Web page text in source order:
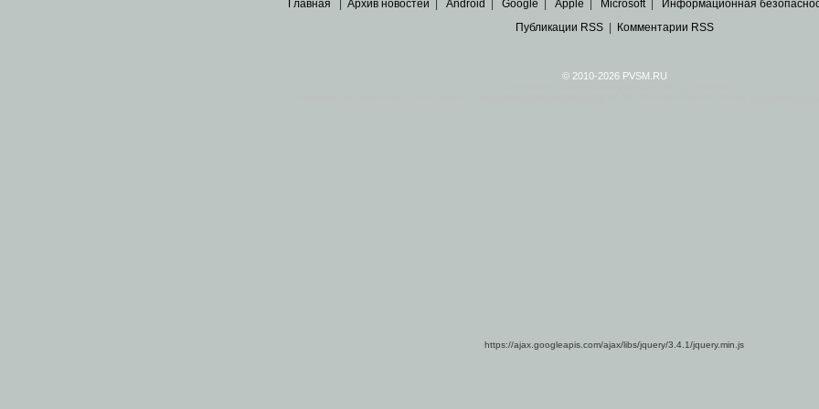
Главная Архив новостей Android Google Apple Microsoft| Информационная
Публикации RSS| Комментарии RSS
© 2010-2026 PVSM.RU
https://ajax.googleapis.com/ajax/libs/jquery/3.4.1/jquery.min.js